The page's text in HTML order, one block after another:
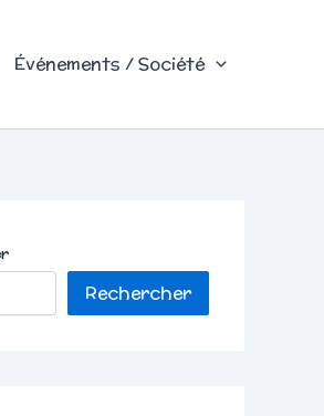
Événements / Société
Rechercher